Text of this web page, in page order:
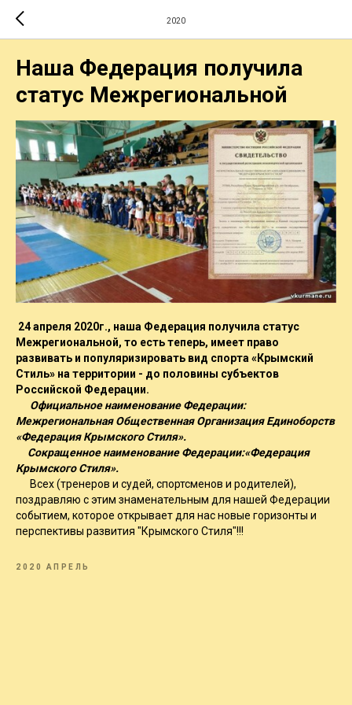
2020
Наша Федерация получила
статус Межрегиональной
24 апреля 2020г., наша Федерация получила статус
Межрегиональной, то есть теперь, имеет право
развивать и популяризировать вид спорта «Крымский
Стиль» на территории - до половины субъектов
Российской Федерации.
Официальное наименование Федерации:
Межрегиональная Общественная Организация Единоборств
«Федерация Крымского Стиля».
Сокращенное наименование Федерации:«Федерация
Крымского Стиля».
Всех (тренеров и судей, спортсменов и родителей),
поздравляю с этим знаменательным для нашей Федерации
событием, которое открывает для нас новые горизонты и
перспективы развития "Крымского Стиля"!!!
2020 АПРЕЛЬ